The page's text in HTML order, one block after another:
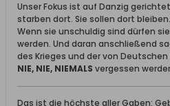
Unser Fokus ist auf Danzig
starben dort. Sie sollen dort
Wenn sie unschuldig sind dürfen sie
werden. Und daran anschließend
des Krieges und der von
NIE, NIE, NIEMALS vergessen
Das ist die höchste aller Gaben: